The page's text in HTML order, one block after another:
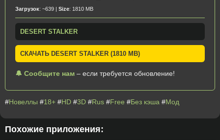
Загрузок: ~639 | Size: 1810 MB
DESERT STALKER
СКАЧАТЬ DESERT STALKER (1810 MB)
🔔 Сообщите нам – если требуется обновление!
#Новеллы #18+ #HD #3D #Rus #Free #Без кэша #Мод
Похожие приложения: